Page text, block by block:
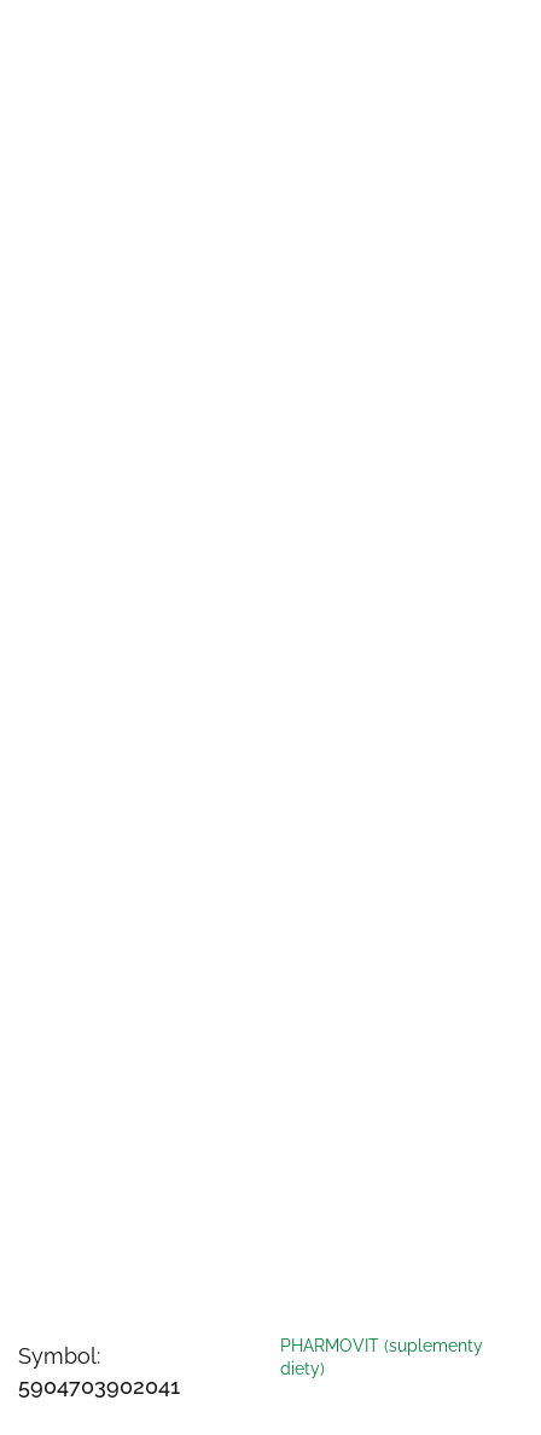
Symbol:
5904703902041
PHARMOVIT (suplementy
diety)